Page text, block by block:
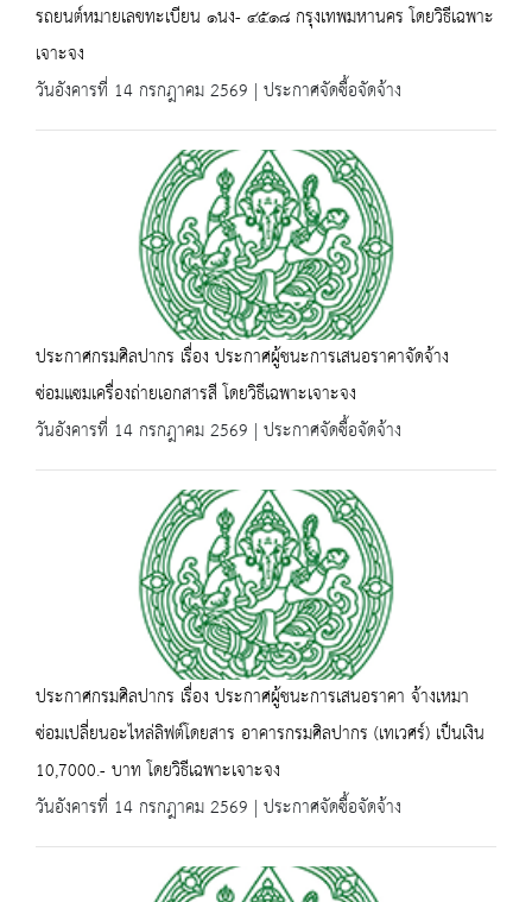
รถยนต์หมายเลขทะเบียน ๑นง- ๔๕๑๘ กรุงเทพมหานคร โดยวิธีเฉพาะ
เจาะจง
วันอังคารที่ 14 กรกฎาคม 2569 | ประกาศจัดซื้อจัดจ้าง
ประกาศกรมศิลปากร เรื่อง ประกาศผู้ชนะการเสนอราคาจัดจ้าง
ซ่อมแซมเครื่องถ่ายเอกสารสี โดยวิธีเฉพาะเจาะจง
วันอังคารที่ 14 กรกฎาคม 2569 | ประกาศจัดซื้อจัดจ้าง
ประกาศกรมศิลปากร เรื่อง ประกาศผู้ชนะการเสนอราคา จ้างเหมา
ซ่อมเปลี่ยนอะไหล่ลิฟต์โดยสาร อาคารกรมศิลปากร (เทเวศร์) เป็นเงิน
10,7000.- บาท โดยวิธีเฉพาะเจาะจง
วันอังคารที่ 14 กรกฎาคม 2569 | ประกาศจัดซื้อจัดจ้าง